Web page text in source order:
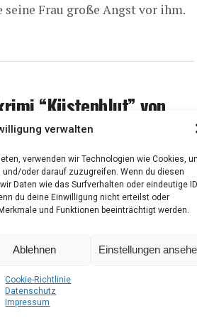
verwalten
verwenden wir Technologien wie Cookies,
oder darauf zuzugreifen. Wenn du diesen
Daten wie das Surfverhalten oder eindeutige
du deine Einwilligung nicht erteilst oder
und Funktionen beeinträchtigt werden.
Ablehnen Einstellungen
Coo­kie-Richt­li­nie
Daten­schutz
Impres­sum
sei­ne Frau gro­ße Angst vor ihm.
“Küs­ten­blut” von
im Klar­ant Verlag
Nor­den wird von einem
Wel­che Geheim­nis­se
Teil­neh­mer eines Segel­
Die Kom­mis­sa­re Köh­ler und
„Tod in Nord­deich“
Sie­mens im Klar­ant